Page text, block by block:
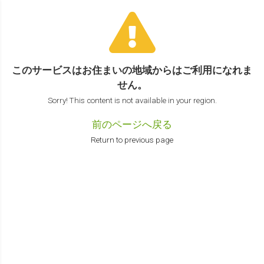
このサービスはお住まいの地域からはご利用になれま
せん。
Sorry! This content is not available in your region.
前のページへ戻る
Return to previous page